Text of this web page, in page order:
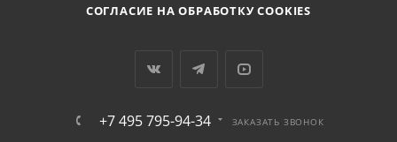
СОГЛАСИЕ НА ОБРАБОТКУ COOKIES
+7 495 795-94-34 ЗАКАЗАТЬ ЗВОНОК